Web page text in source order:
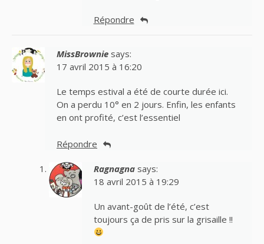
Répondre
MissBrownie says:
17 avril 2015 à 16:20
Le temps estival a été de courte durée ici.
On a perdu 10° en 2 jours. Enfin, les enfants
en ont profité, c’est l’essentiel
Répondre
Ragnagna says:
18 avril 2015 à 19:29
Un avant-goût de l’été, c’est
toujours ça de pris sur la grisaille !!